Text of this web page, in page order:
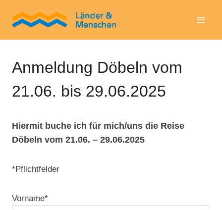
Inhalt
Anmeldung Döbeln vom
21.06. bis 29.06.2025
Hiermit buche ich für mich/uns die Reise
Döbeln vom 21.06. – 29.06.2025
*Pflichtfelder
Vorname*